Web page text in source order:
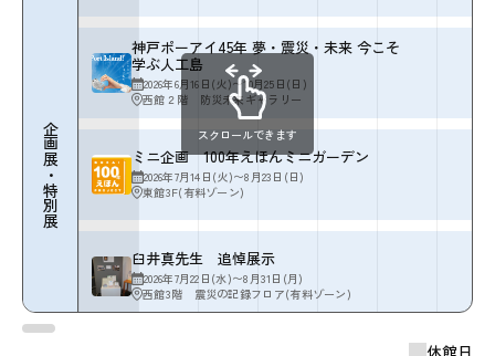
企画展・
特別展
神戸ポーアイ45年 夢・震災・未来 今こそ
学ぶ人工島
2026年6月16日(火)〜10月25日(日)
西館２階 防災未来ギャラリー
ミニ企画 100年えほんミニガーデン
2026年7月14日(火)〜8月23日(日)
東館3F(有料ゾーン)
臼井真先生 追悼展示
2026年7月22日(水)〜8月31日(月)
西館3階 震災の記録フロア(有料ゾーン)
スクロールできます
休館日